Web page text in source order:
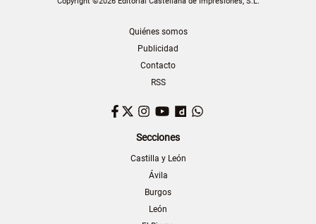
Quiénes somos
Publicidad
Contacto
RSS
Facebook
TwitterInstagram
YouTubeDailymotion
Secciones
Castilla y León
Ávila
Burgos
León